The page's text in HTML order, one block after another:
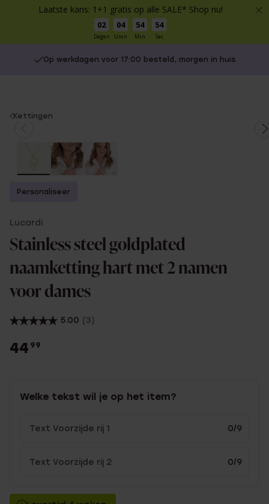
Laatste kans: 1+1 gratis op alle SALE* Shop nu!
02
Dagen
04
Uren
54
Min
53
Sec
Op werkdagen voor 17:00 besteld, morgen in huis
You
here:
Kettingen
Personaliseer
Lucardi
Stainless steel goldplated
naamketting hart met 2 namen
voor dames
5.00 (3)
44 99
Welke tekst wil je op het item?
0/9
0/9